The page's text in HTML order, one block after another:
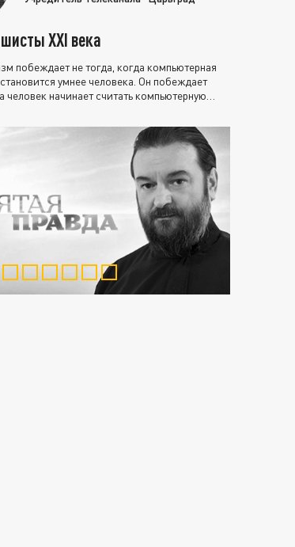
XXI века
побеждает не тогда, когда компьютерная
умнее человека. Он побеждает
человек начинает считать компьютерную